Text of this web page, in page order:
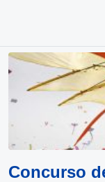
Concurso